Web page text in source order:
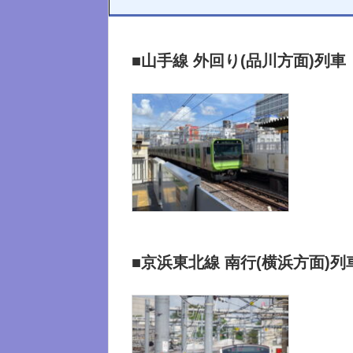
■山手線 外回り(品川方面)列車
■京浜東北線 南行(横浜方面)列